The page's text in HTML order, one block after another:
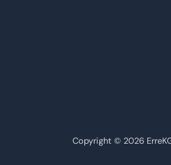
Copyright © 2026